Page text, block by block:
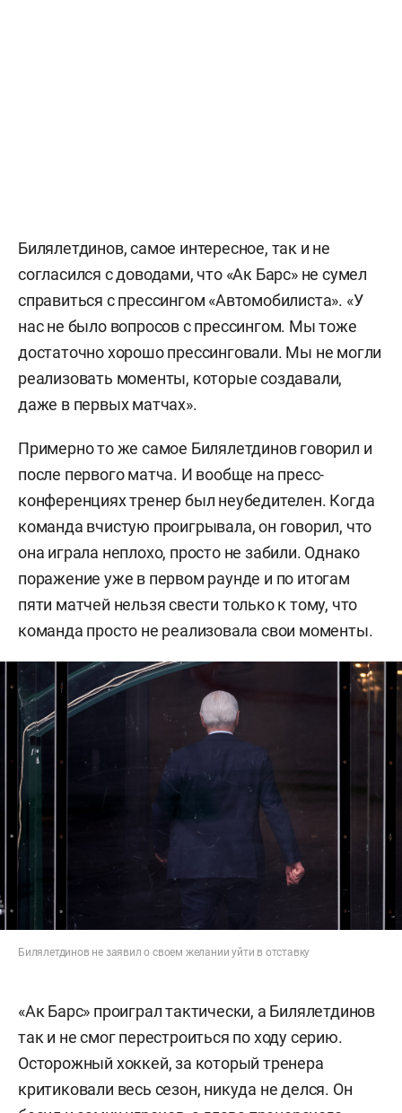
Билялетдинов, самое интересное, так и не
согласился с доводами, что «Ак Барс» не сумел
справиться с прессингом «Автомобилиста». «У
нас не было вопросов с прессингом. Мы тоже
достаточно хорошо прессинговали. Мы не могли
реализовать моменты, которые создавали,
даже в первых матчах».
Примерно то же самое Билялетдинов говорил и
после первого матча. И вообще на пресс-
конференциях тренер был неубедителен. Когда
команда вчистую проигрывала, он говорил, что
она играла неплохо, просто не забили. Однако
поражение уже в первом раунде и по итогам
пяти матчей нельзя свести только к тому, что
команда просто не реализовала свои моменты.
Билялетдинов не заявил о своем желании уйти в отставку
«Ак Барс» проиграл тактически, а Билялетдинов
так и не смог перестроиться по ходу серию.
Осторожный хоккей, за который тренера
критиковали весь сезон, никуда не делся. Он